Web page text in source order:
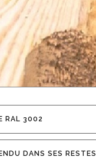
RAL 3002
DANS SES RESTES